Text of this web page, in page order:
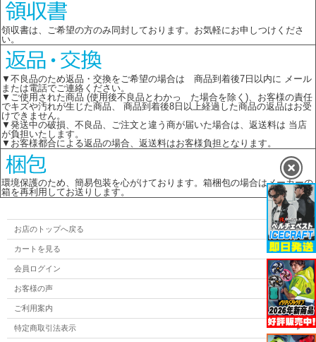
領収書は、ご希望の方のみ同封しております。お気軽にお申しつけくださ
い。
▼不良品のため返品・交換をご希望の場合は 商品到着後7日以内に メール
または電話でご連絡ください。
▼ご使用された商品 (使用後不良品とわかっ た場合を除く)、お客様の責任
でキズや汚れが生じた商品、 商品到着後8日以上経過した商品の返品はお受
けできません。
▼発送中の破損、不良品、ご注文と違う商が届いた場合は、返送料は 当店
が負担いたします。
▼お客様都合による返品の場合、返送料はお客様負担となります。
環境保護のため、簡易包装を心がけております。箱梱包の場合はメーカーの
箱を再利用してお送りします。
お店のトップへ戻る
カートを見る
会員ログイン
お客様の声
ご利用案内
特定商取引法表示